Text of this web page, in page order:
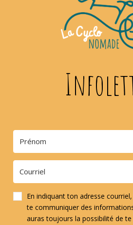
En indiquant ton adresse
te communiquer des
auras toujours la possibilité de te